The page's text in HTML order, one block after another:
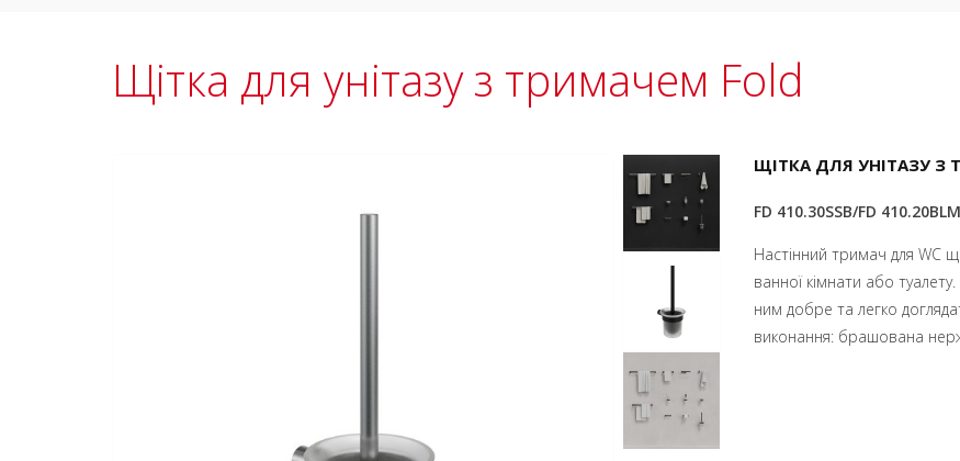
Щітка для унітазу з тримачем Fold
ЩІТКА ДЛЯ УНІТАЗУ З
FD 410.30SSB/FD 410.20BLM
Настінний тримач для WC
ванної кімнати або туалету.
ним добре та легко
виконання: брашована